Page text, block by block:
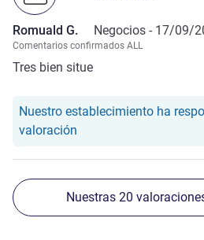
Romuald G. Negocios - 17/09/
Comentarios confirmados ALL
Tres bien situe
Nuestro establecimiento ha
valoración
Nuestras 20